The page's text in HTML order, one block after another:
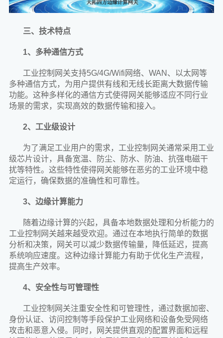
三、技术特点
1、多种通信方式
工业控制网关支持5G/4G/Wifi网络、WAN、以太网等
多种通信方式，为用户提供有线和无线长距离大数据传输
功能。这种多样化的通信方式使得网关能够适应不同行业
场景的需求，实现高效的数据传输和接入。
2、工业级设计
为了满足工业用户的需求，工业控制网关通常采用工业
级芯片设计，具备宽温、防尘、防水、防油、抗强电磁干
扰等特性。这些特性使得网关能够在恶劣的工业环境中稳
定运行，确保数据的准确性和可靠性。
3、边缘计算能力
随着边缘计算的兴起，具备本地数据处理和分析能力的
工业控制网关越来越受欢迎。通过在本地执行简单的数据
分析和决策，网关可以减少数据传输量，降低延迟，提高
系统响应速度。这种边缘计算能力有助于优化生产流程，
提高生产效率。
4、安全性与可管理性
工业控制网关注重安全性和可管理性，通过数据加密、
身份认证、访问控制等手段保护工业网络和设备免受网络
攻击和恶意入侵。同时，网关提供直观的配置界面和远程